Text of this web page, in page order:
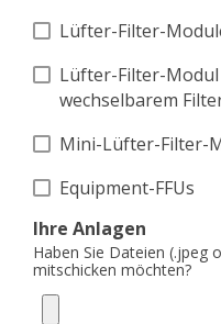
Lüfter-Filter-
Lüfter-Filter-
wechselbarem
Mini-Lüfter-Filter-
Equipment-FFUs
Ihre Anlagen
Haben Sie Dateien (.jpeg
mitschicken möchten?